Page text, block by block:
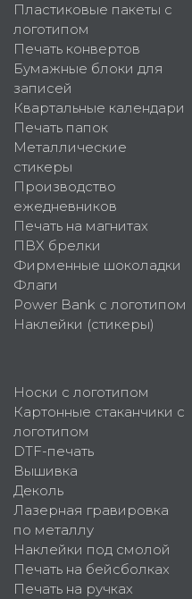
Пластиковые пакеты с
логотипом
Печать конвертов
Бумажные блоки для
записей
Квартальные календари
Печать папок
Металлические
стикеры
Производство
ежедневников
Печать на магнитах
ПВХ брелки
Фирменные шоколадки
Флаги
Power Bank с логотипом
Наклейки (стикеры)
Носки с логотипом
Картонные стаканчики с
логотипом
DTF-печать
Вышивка
Деколь
Лазерная гравировка
по металлу
Наклейки под смолой
Печать на бейсболках
Печать на ручках